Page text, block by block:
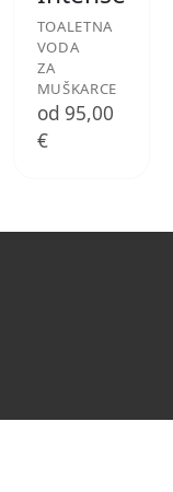
TOALETNA
VODA
ZA
MUŠKARCE
od 95,00
€